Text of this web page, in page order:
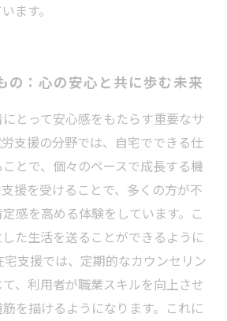
ます。
の：心の安心と共に歩む未来
とって安心感をもたらす重要なサ
支援の分野では、自宅でできる仕
とで、個々のペースで成長する機
援を受けることで、多くの方が不
感を高める体験をしています。こ
た生活を送ることができるように
宅支援では、定期的なカウンセリン
、利用者が職業スキルを向上させ
を描けるようになります。これに